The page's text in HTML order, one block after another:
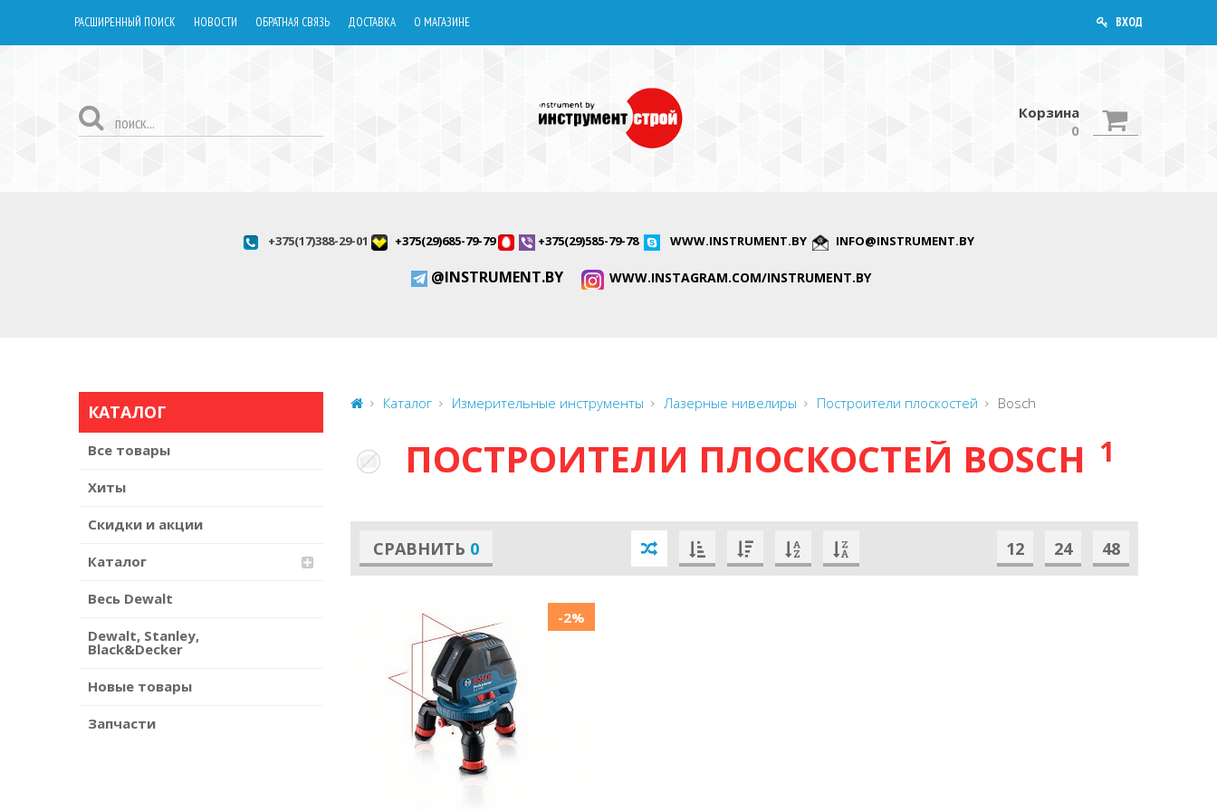
РАСШИРЕННЫЙ ПОИСК НОВОСТИ ОБРАТНАЯ СВЯЗЬ ДОСТАВКА О МАГАЗИНЕ ВХОД
Корзина
0
+375(17)388-29-01 +375(29)685-79-79 +375(29)585-79-78 WWW.INSTRUMENT.BY INFO@INSTRUMENT.BY
@INSTRUMENT.BY WWW.INSTAGRAM.COM/INSTRUMENT.BY
КАТАЛОГ
Все товары
Хиты
Скидки и акции
Каталог
Весь Dewalt
Dewalt, Stanley,
Black&Decker
Новые товары
Запчасти
Каталог Измерительные инструменты Лазерные нивелиры Построители плоскостей Bosch
ПОСТРОИТЕЛИ ПЛОСКОСТЕЙ BOSCH 1
СРАВНИТЬ 0 12 24 48
-2%